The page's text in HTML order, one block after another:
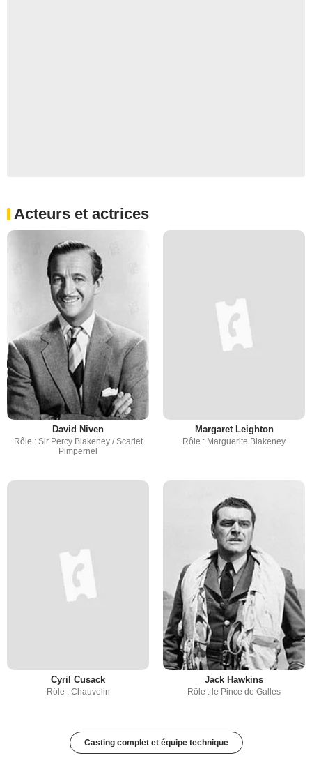
Acteurs et actrices
David Niven
Rôle : Sir Percy Blakeney / Scarlet
Pimpernel
Margaret Leighton
Rôle : Marguerite Blakeney
Cyril Cusack
Rôle : Chauvelin
Jack Hawkins
Rôle : le Pince de Galles
Casting complet et équipe technique